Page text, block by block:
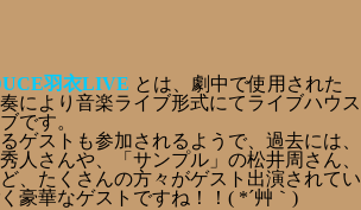
羽衣LIVE とは、劇中で使用された
により音楽ライブ形式にてライブハウス
です。
ゲストも参加されるようで、過去には、
人さんや、「サンプル」の松井周さん、
、たくさんの方々がゲスト出演されてい
豪華なゲストですね！！( *´艸｀)